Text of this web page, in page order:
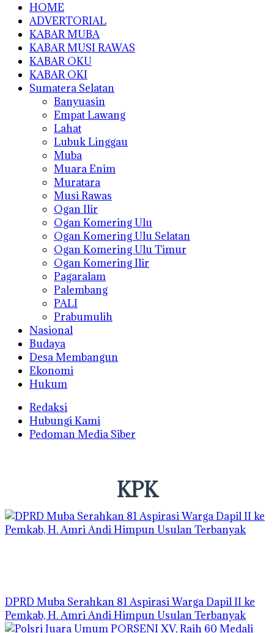
HOME
ADVERTORIAL
KABAR MUBA
KABAR MUSI RAWAS
KABAR OKU
KABAR OKI
Sumatera Selatan
Banyuasin
Empat Lawang
Lahat
Lubuk Linggau
Muba
Muara Enim
Muratara
Musi Rawas
Ogan Ilir
Ogan Komering Ulu
Ogan Komering Ulu Selatan
Ogan Komering Ulu Timur
Ogan Komering Ilir
Pagaralam
Palembang
PALI
Prabumulih
Nasional
Budaya
Desa Membangun
Ekonomi
Hukum
Redaksi
Hubungi Kami
Pedoman Media Siber
KPK
DPRD Muba Serahkan 81 Aspirasi Warga Dapil II ke
Pemkab, H. Amri Andi Himpun Usulan Terbanyak